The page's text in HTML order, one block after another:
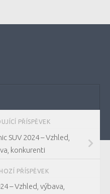
PŘÍSPĚVEK
SUV 2024 – Vzhled,
konkurenti
PŘÍSPĚVEK
– Vzhled, výbava,